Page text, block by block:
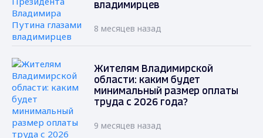
владимирцев
8 месяцев назад
Жителям Владимирской
области: каким будет
минимальный размер оплаты
труда с 2026 года?
9 месяцев назад